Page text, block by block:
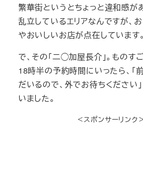
繁華街というとちょっと違和感が
乱立しているエリアなんですが、
やおいしいお店が点在しています。
で、その「二◯加屋長介」。ものす
18時半の予約時間にいったら、「
だいるので、外でお待ちください
いました。
＜スポンサーリンク